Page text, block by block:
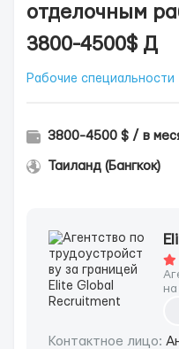
отделочным
3800-4500$ Д
Рабочие специальности
3800-4500 $ / в
Таиланд (Бангкок)
Контактное лицо: